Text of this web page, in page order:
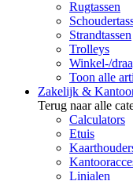
Rugtassen
Strandtassen
Trolleys
Winkel-/
Toon alle
Zakelijk &
Terug naar alle
Calculators
Etuis
Linialen